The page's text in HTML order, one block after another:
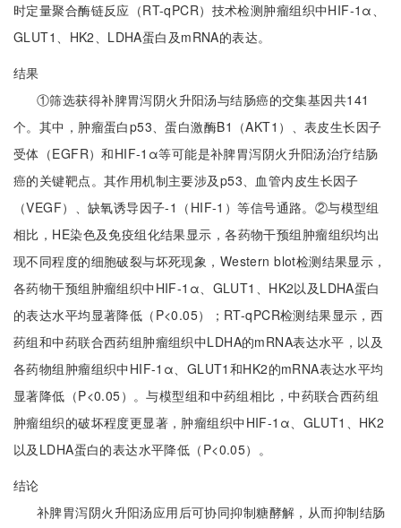
时定量聚合酶链反应（RT-qPCR）技术检测肿瘤组织中HIF-1α、
GLUT1、HK2、LDHA蛋白及mRNA的表达。
结果
①筛选获得补脾胃泻阴火升阳汤与结肠癌的交集基因共141
个。其中，肿瘤蛋白p53、蛋白激酶B1（AKT1）、表皮生长因子
受体（EGFR）和HIF-1α等可能是补脾胃泻阴火升阳汤治疗结肠
癌的关键靶点。其作用机制主要涉及p53、血管内皮生长因子
（VEGF）、缺氧诱导因子-1（HIF-1）等信号通路。②与模型组
相比，HE染色及免疫组化结果显示，各药物干预组肿瘤组织均出
现不同程度的细胞破裂与坏死现象，Western blot检测结果显示，
各药物干预组肿瘤组织中HIF-1α、GLUT1、HK2以及LDHA蛋白
的表达水平均显著降低（P<0.05）；RT-qPCR检测结果显示，西
药组和中药联合西药组肿瘤组织中LDHA的mRNA表达水平，以及
各药物组肿瘤组织中HIF-1α、GLUT1和HK2的mRNA表达水平均
显著降低（P<0.05）。与模型组和中药组相比，中药联合西药组
肿瘤组织的破坏程度更显著，肿瘤组织中HIF-1α、GLUT1、HK2
以及LDHA蛋白的表达水平降低（P<0.05）。
结论
补脾胃泻阴火升阳汤应用后可协同抑制糖酵解，从而抑制结肠